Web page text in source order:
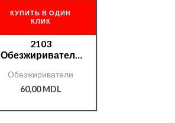
КУПИТЬ В ОДИН
КЛИК
2103
Обезжириватель
Обезжириватели
60,00MDL